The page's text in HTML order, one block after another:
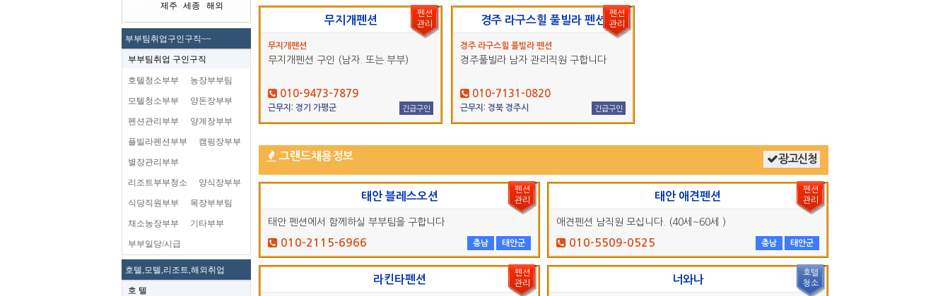
제주
세종 해외
부부팀취업구인구직~~
부부팀취업 구인구직
호텔청소부부 농장부부팀
모텔청소부부 양돈장부부
펜션관리부부 양계장부부
플빌라펜션부부 캠핑장부부
별장관리부부
리조트부부청소 양식장부부
식당직원부부 목장부부팀
채소농장부부 기타부부
부부일당/시급
호텔,모텔,리조트,해외취업
호 텔
무지개펜션
무지개펜션
무지개펜션 구인 (남자. 또는 부부)
010-9473-7879
근무지: 경기 가평군 긴급구인
펜션
관리
경주 라구스힐 풀빌라 펜션
경주 라구스힐 풀빌라 펜션
경주풀빌라 남자 관리직원 구합니다
010-7131-0820
근무지: 경북 경주시 긴급구인
펜션
관리
그랜드채용정보 광고신청
태안 블레스오션
태안 펜션에서 함께하실 부부팀을 구합니다
010-2115-6966 충남 태안군
펜션
관리
태안 애견펜션
애견펜션 남직원 모십니다. (40세~60세 )
010-5509-0525 충남 태안군
펜션
관리
라킨타펜션
펜션
관리
너와나
호텔
청소